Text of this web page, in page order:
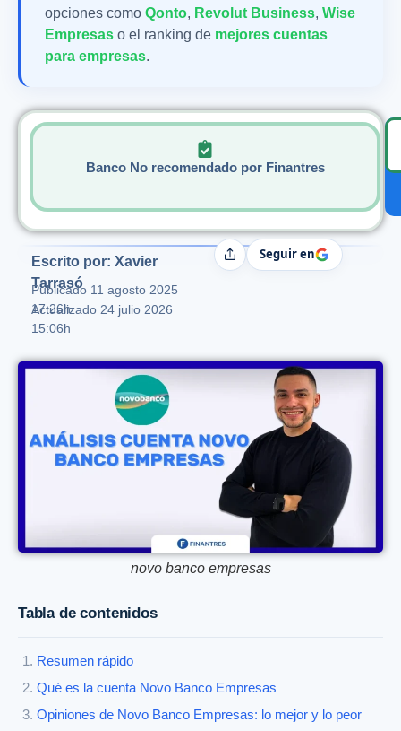
opciones como Qonto, Revolut Business, Wise
Empresas o el ranking de mejores cuentas
para empresas.
Banco No recomendado por Finantres
Escrito por: Xavier
Tarrasó
Publicado 11 agosto 2025
17:26h
Actualizado 24 julio 2026
15:06h
CompartirSeguir en
novo banco empresas
Tabla de contenidos
Resumen rápido
Qué es la cuenta Novo Banco Empresas
Opiniones de Novo Banco Empresas: lo mejor y lo peor